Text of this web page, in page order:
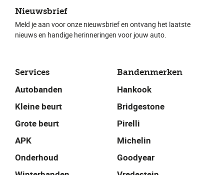
Services
Autobanden
Kleine beurt
Grote beurt
APK
Onderhoud
Bandenmerken
Hankook
Bridgestone
Pirelli
Michelin
Goodyear
Nieuwsbrief
Meld je aan voor onze nieuwsbrief en ontvang het laatste
nieuws en handige herinneringen voor jouw auto.